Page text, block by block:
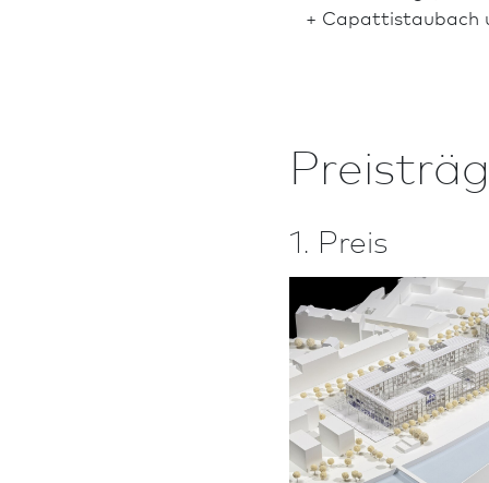
+ Capattistaubach
1. Preis